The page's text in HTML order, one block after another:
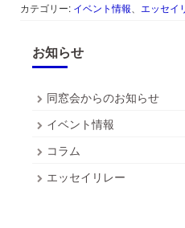
カテゴリー: イベント情報 エッセイ
お知らせ
同窓会からのお知らせ
イベント情報
コラム
エッセイリレー